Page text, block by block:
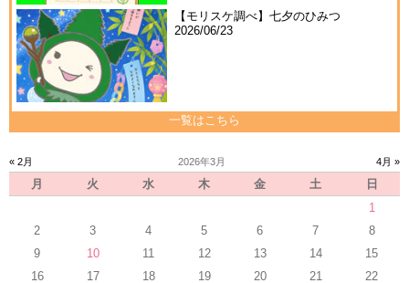
【モリスケ調べ】七夕のひみつ
2026/06/23
一覧はこちら
« 2月 2026年3月 4月 »
月 火 水 木 金 土
日
1
2
3 4 5 6 7
8
9
10 11 12 13 14
15
16
17 18 19 20 21 22